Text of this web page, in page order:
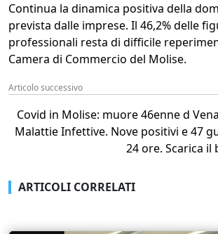
Continua la dinamica positiva della
prevista dalle imprese. Il 46,2% delle
professionali resta di difficile
Camera di Commercio del Molise.
Articolo successivo
Covid in Molise: muore 46enne d
Malattie Infettive. Nove positivi e 47
24 ore. Scarica
ARTICOLI CORRELATI